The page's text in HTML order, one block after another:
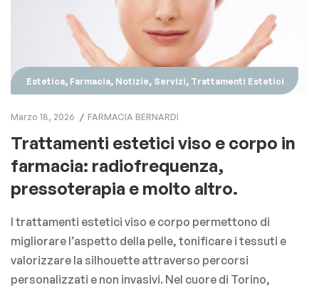
Estetica, Farmacia, Notizie, Servizi, Trattamenti Estetici
Marzo 18, 2026 FARMACIA BERNARDI
Trattamenti estetici viso e corpo in
farmacia: radiofrequenza,
pressoterapia e molto altro.
I trattamenti estetici viso e corpo permettono di
migliorare l’aspetto della pelle, tonificare i tessuti e
valorizzare la silhouette attraverso percorsi
personalizzati e non invasivi. Nel cuore di Torino,